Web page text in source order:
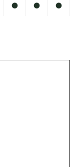
● ● ●